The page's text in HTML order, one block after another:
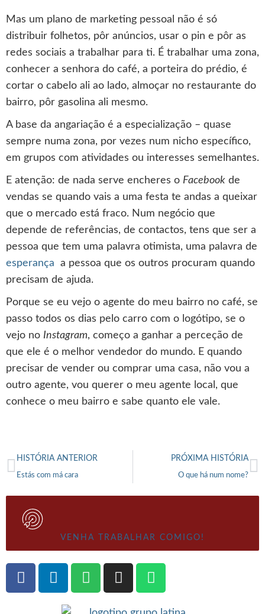
Mas um plano de marketing pessoal não é só
distribuir folhetos, pôr anúncios, usar o pin e pôr as
redes sociais a trabalhar para ti. É trabalhar uma zona,
conhecer a senhora do café, a porteira do prédio, é
cortar o cabelo ali ao lado, almoçar no restaurante do
bairro, pôr gasolina ali mesmo.
A base da angariação é a especialização – quase
sempre numa zona, por vezes num nicho específico,
em grupos com atividades ou interesses semelhantes.
E atenção: de nada serve encheres o Facebook de
vendas se quando vais a uma festa te andas a queixar
que o mercado está fraco. Num negócio que
depende de referências, de contactos, tens que ser a
pessoa que tem uma palavra otimista, uma palavra de
esperança
a pessoa que os outros procuram quando
precisam de ajuda.
Porque se eu vejo o agente do meu bairro no café, se
passo todos os dias pelo carro com o logótipo, se o
vejo no Instagram, começo a ganhar a perceção de
que ele é o melhor vendedor do mundo. E quando
precisar de vender ou comprar uma casa, não vou a
outro agente, vou querer o meu agente local, que
conhece o meu bairro e sabe quanto ele vale.
HISTÓRIA ANTERIOR
Estás com má cara
PRÓXIMA HISTÓRIA
O que há num nome?
VENHA TRABALHAR COMIGO!